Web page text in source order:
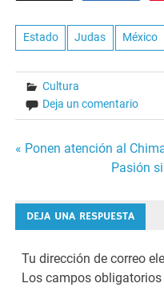
Estado Judas México
Cultura
Deja un comentario
Navegación
entradas
« Ponen atención al
Pasión
DEJA UNA RESPUESTA
Tu dirección de correo
Los campos